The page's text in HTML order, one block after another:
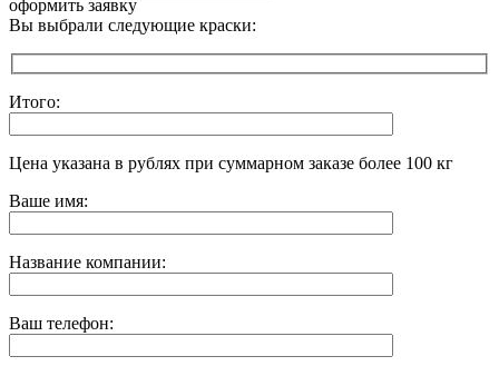
оформить заявку
Вы выбрали следующие краски:
Итого:
Цена указана в рублях при суммарном заказе более 100 кг
Ваше имя:
Название компании:
Ваш телефон: